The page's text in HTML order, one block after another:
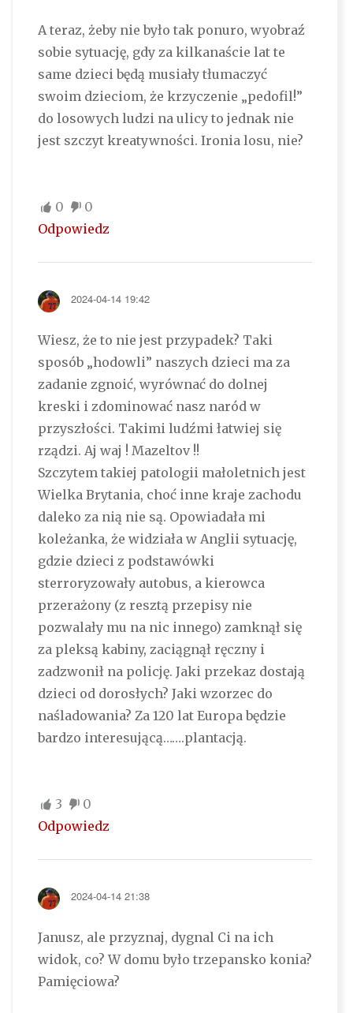
A teraz, żeby nie było tak ponuro, wyobraź
sobie sytuację, gdy za kilkanaście lat te
same dzieci będą musiały tłumaczyć
swoim dzieciom, że krzyczenie „pedofil!”
do losowych ludzi na ulicy to jednak nie
jest szczyt kreatywności. Ironia losu, nie?
0
0
Odpowiedz
2024-04-14 19:42
Wiesz, że to nie jest przypadek? Taki
sposób „hodowli” naszych dzieci ma za
zadanie zgnoić, wyrównać do dolnej
kreski i zdominować nasz naród w
przyszłości. Takimi ludźmi łatwiej się
rządzi. Aj waj ! Mazeltov !!
Szczytem takiej patologii małoletnich jest
Wielka Brytania, choć inne kraje zachodu
daleko za nią nie są. Opowiadała mi
koleżanka, że widziała w Anglii sytuację,
gdzie dzieci z podstawówki
sterroryzowały autobus, a kierowca
przerażony (z resztą przepisy nie
pozwalały mu na nic innego) zamknął się
za pleksą kabiny, zaciągnął ręczny i
zadzwonił na policję. Jaki przekaz dostają
dzieci od dorosłych? Jaki wzorzec do
naśladowania? Za 120 lat Europa będzie
bardzo interesującą…….plantacją.
3
0
Odpowiedz
2024-04-14 21:38
Janusz, ale przyznaj, dygnal Ci na ich
widok, co? W domu było trzepansko konia?
Pamięciowa?